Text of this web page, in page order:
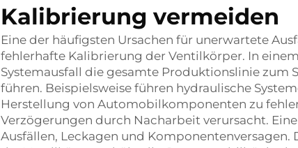
Kalibrierung vermeiden
Eine der häufigsten Ursachen für unerwartete
fehlerhafte Kalibrierung der Ventilkörper. In
Systemausfall die gesamte Produktionslinie zum
führen. Beispielsweise führen hydraulische
Herstellung von Automobilkomponenten zu
Verzögerungen durch Nacharbeit verursacht.
Ausfällen, Leckagen und